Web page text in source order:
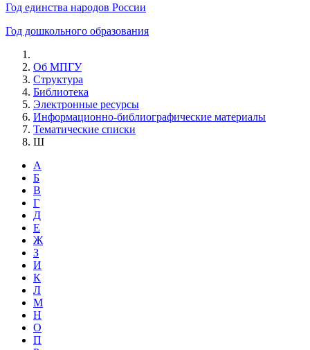
Год единства народов России
Год дошкольного образования
Об МПГУ
Структура
Библиотека
Электронные ресурсы
Информационно-библиографические материалы
Тематические списки
Ш
А
Б
В
Г
Д
Е
Ж
З
И
К
Л
М
Н
О
П